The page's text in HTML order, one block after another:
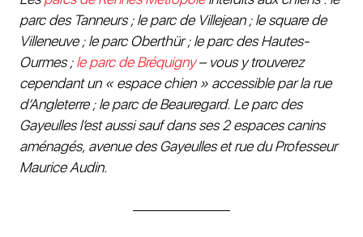
parc des Tanneurs ; le parc de Villejean ; le square de
Villeneuve ; le parc Oberthür ; le parc des Hautes-
Ourmes ;le parc de Bréquigny– vous y trouverez
cependant un « espace chien » accessible par la rue
d’Angleterre ; le parc de Beauregard. Le parc des
Gayeulles l’est aussi sauf dans ses 2 espaces canins
aménagés, avenue des Gayeulles et rue du Professeur
Maurice Audin.